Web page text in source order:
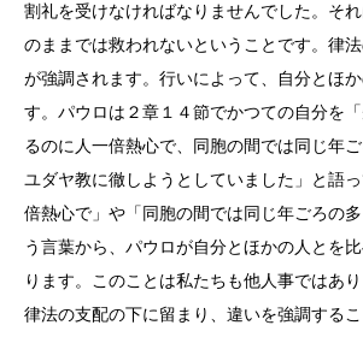
割礼を受けなければなりませんでした。そ
のままでは救われないということです。律
が強調されます。行いによって、自分とほ
す。パウロは２章１４節でかつての自分を
るのに人一倍熱心で、同胞の間では同じ年
ユダヤ教に徹しようとしていました」と語
倍熱心で」や「同胞の間では同じ年ごろの
う言葉から、パウロが自分とほかの人とを
ります。このことは私たちも他人事ではあ
律法の支配の下に留まり、違いを強調する